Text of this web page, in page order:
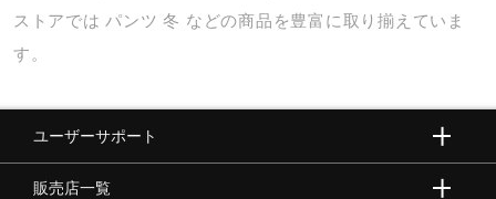
ストアでは パンツ 冬 などの商品を豊富に取り揃えていま
す。
ユーザーサポート
販売店一覧